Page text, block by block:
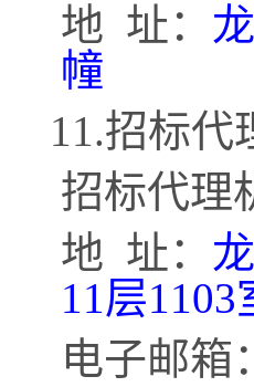
地 址：
幢
11.招标代
招标代理
地 址：
11层1103
电子邮箱：